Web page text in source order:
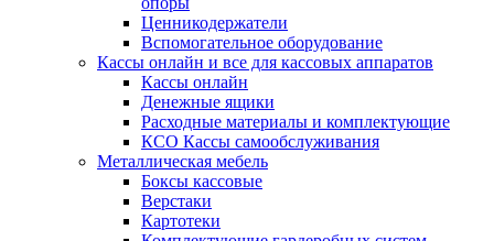
Ценникодержатели
Вспомогательное оборудование
Кассы онлайн и все для кассовых аппаратов
Кассы онлайн
Денежные ящики
Расходные материалы и комплектующие
КСО Кассы самообслуживания
Металлическая мебель
Боксы кассовые
Верстаки
Картотеки